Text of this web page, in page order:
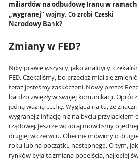
miliardów na odbudowę Iranu w ramach
„wygranej” wojny. Co zrobi Czeski
Narodowy Bank?
Zmiany w FED?
Niby prawie wszyscy, jako analitycy,
FED. Czekaliśmy, bo przecież miał się
teraz jesteśmy zaskoczeni. Nowy prezes
bardzo zwięzły w swojej komunikacji. Oprócz
jedną ważną cechę. Wygląda na to, że
wygranej z inflacją niż na byciu przyjacielem
rządowej. Jeszcze wczoraj mówiliśmy o
drugiej w czerwcu. Obecnie mówimy o
roku lub na początku następnego. O tym,
rynków była ta zmiana podejścia, najlepiej